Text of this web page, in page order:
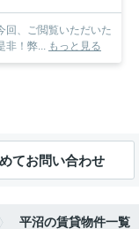
非！弊... もっと見る
てお問い合わせ
平沼の賃貸物件一覧